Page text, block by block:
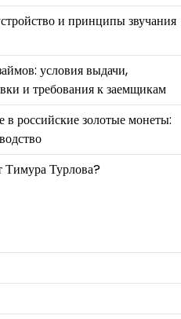
и принципы звучания
условия выдачи,
и требования к заемщикам
в российские золотые монеты:
Турлова?